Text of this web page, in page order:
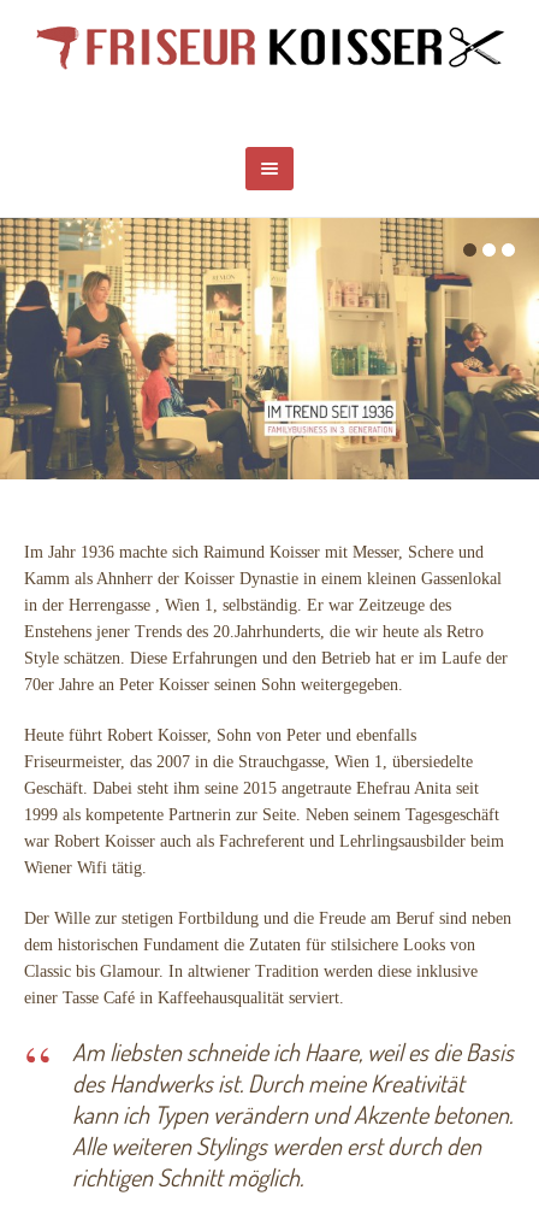
Im Jahr 1936 machte sich Raimund Koisser mit Messer, Schere und
Kamm als Ahnherr der Koisser Dynastie in einem kleinen Gassenlokal
in der Herrengasse , Wien 1, selbständig. Er war Zeitzeuge des
Enstehens jener Trends des 20.Jahrhunderts, die wir heute als Retro
Style schätzen. Diese Erfahrungen und den Betrieb hat er im Laufe der
70er Jahre an Peter Koisser seinen Sohn weitergegeben.
Heute führt Robert Koisser, Sohn von Peter und ebenfalls
Friseurmeister, das 2007 in die Strauchgasse, Wien 1, übersiedelte
Geschäft. Dabei steht ihm seine 2015 angetraute Ehefrau Anita seit
1999 als kompetente Partnerin zur Seite. Neben seinem Tagesgeschäft
war Robert Koisser auch als Fachreferent und Lehrlingsausbilder beim
Wiener Wifi tätig.
Der Wille zur stetigen Fortbildung und die Freude am Beruf sind neben
dem historischen Fundament die Zutaten für stilsichere Looks von
Classic bis Glamour. In altwiener Tradition werden diese inklusive
einer Tasse Café in Kaffeehausqualität serviert.
Am liebsten schneide ich Haare, weil es die Basis
des Handwerks ist. Durch meine Kreativität
kann ich Typen verändern und Akzente betonen.
Alle weiteren Stylings werden erst durch den
richtigen Schnitt möglich.